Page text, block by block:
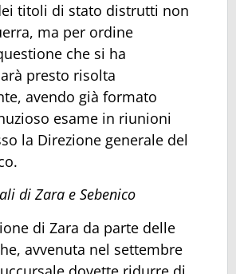
titoli di stato distrutti non
ma per ordine
che si ha
presto risolta
avendo già formato
esame in riunioni
la Direzione generale del
di Zara e Sebenico
di Zara da parte delle
avvenuta nel settembre